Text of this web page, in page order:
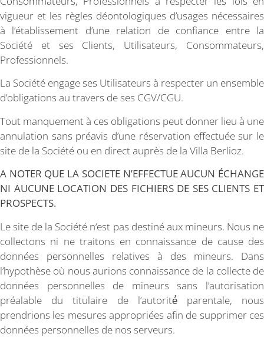
vigueur et les règles déontologiques d’usages nécessaires
à l’établissement d’une relation de confiance entre la
Société et ses Clients, Utilisateurs, Consommateurs,
Professionnels.
La Société engage ses Utilisateurs à respecter un ensemble
d’obligations au travers de ses CGV/CGU.
Tout manquement à ces obligations peut donner lieu à une
annulation sans préavis d’une réservation effectuée sur le
site de la Société ou en direct auprès de la Villa Berlioz.
A NOTER QUE LA SOCIETE N’EFFECTUE AUCUN ÉCHANGE
NI AUCUNE LOCATION DES FICHIERS DE SES CLIENTS ET
PROSPECTS.
Le site de la Société n‘est pas destiné aux mineurs. Nous ne
collectons ni ne traitons en connaissance de cause des
données personnelles relatives à des mineurs. Dans
l’hypothèse où nous aurions connaissance de la collecte de
données personnelles de mineurs sans l’autorisation
préalable du titulaire de l’autorité́ parentale, nous
prendrions les mesures appropriées afin de supprimer ces
données personnelles de nos serveurs.